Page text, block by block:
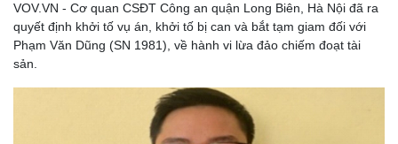
VOV.VN - Cơ quan CSĐT Công an quận Long Biên, Hà Nội đã ra
quyết định khởi tố vụ án, khởi tố bị can và bắt tạm giam đối với
Phạm Văn Dũng (SN 1981), về hành vi lừa đảo chiếm đoạt tài
sản.